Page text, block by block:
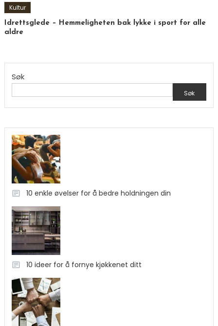
Kultur
Idrettsglede – Hemmeligheten bak lykke i sport for alle
aldre
Søk
Søk
10 enkle øvelser for å bedre holdningen din
10 ideer for å fornye kjøkkenet ditt